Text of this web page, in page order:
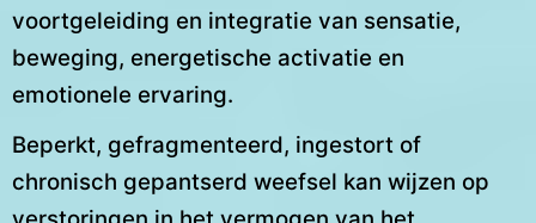
voortgeleiding en integratie van sensatie,
beweging, energetische activatie en
emotionele ervaring.
Beperkt, gefragmenteerd, ingestort of
chronisch gepantserd weefsel kan wijzen op